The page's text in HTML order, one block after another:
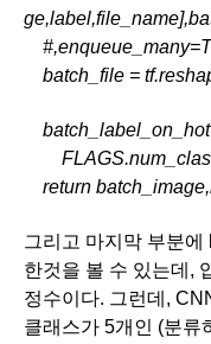
batch_file =
return
그리고 마지막 부분
한것을 볼 수 있는데,
정수이다. 그런데,
클래스가 5개인 (분류